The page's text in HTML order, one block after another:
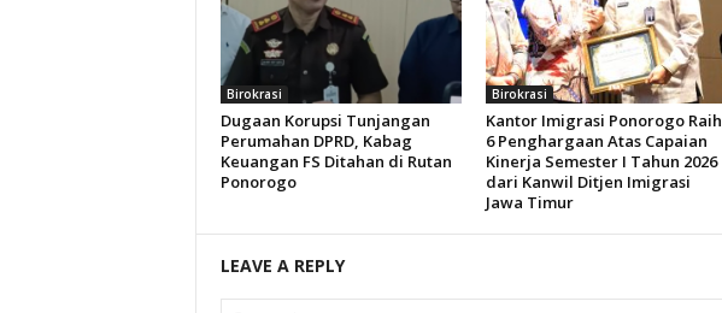
Birokrasi
Dugaan Korupsi Tunjangan
Perumahan DPRD, Kabag
Keuangan FS Ditahan di Rutan
Ponorogo
Birokrasi
Kantor Imigrasi Ponorogo Raih
6 Penghargaan Atas Capaian
Kinerja Semester I Tahun 2026
dari Kanwil Ditjen Imigrasi
Jawa Timur
LEAVE A REPLY